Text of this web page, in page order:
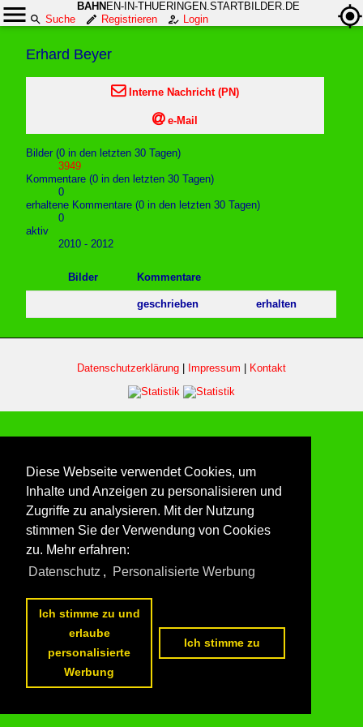
BAHN EN-IN-THUERINGEN.STARTBILDER.DE
Suche
Registrieren Login
Erhard Beyer
 Interne Nachricht (PN)
e-Mail
Bilder (0 in den letzten 30 Tagen)
3949
Kommentare (0 in den letzten 30 Tagen)
0
erhaltene Kommentare (0 in den letzten 30 Tagen)
0
aktiv
2010 - 2012
Bilder Kommentare
geschrieben erhalten
Datenschutzerklärung Impressum Kontakt
Diese Webseite verwendet Cookies, um
Inhalte und Anzeigen zu personalisieren und
Zugriffe zu analysieren. Mit der Nutzung
stimmen Sie der Verwendung von Cookies
zu. Mehr erfahren:
Datenschutz , Personalisierte Werbung
Ich stimme zu und
erlaube
personalisierte
Werbung
Ich stimme zu